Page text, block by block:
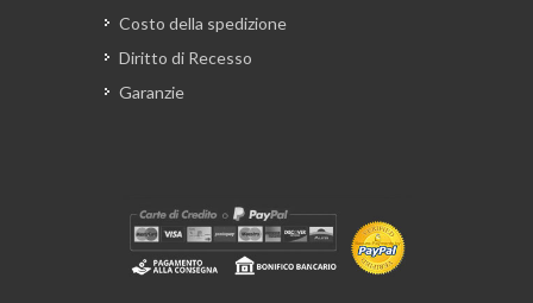
Costo della spedizione
Diritto di Recesso
Garanzie